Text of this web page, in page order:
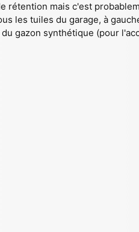
rétention mais c'est
les tuiles du garage, à
gazon synthétique (pour